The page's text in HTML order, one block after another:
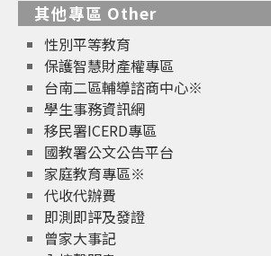
其他專區 Other
性別平等教育
保護智慧財產權專區
台南二區輔導諮商中心※
學生事務資訊網
移民署ICERD專區
國教署公文公告平台
家庭教育專區※
代收代辦費
即測即評及發證
曾家大事記